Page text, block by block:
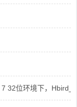
7 32位环境下，